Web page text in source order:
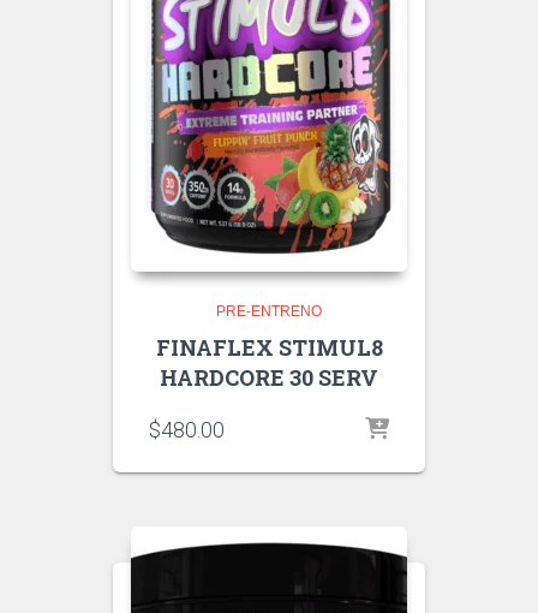
PRE-ENTRENO
FINAFLEX STIMUL8
HARDCORE 30 SERV
$480.00